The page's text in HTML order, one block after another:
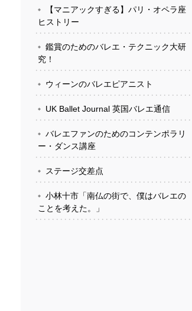
【マニアックすぎる】パリ・オペラ座
ヒストリー
鑑賞のためのバレエ・テクニック大研
究！
ウィーンのバレエピアニスト
UK Ballet Journal 英国バレエ通信
バレエファンのためのコンテンポラリ
ー・ダンス講座
ステージ交差点
小林十市「南仏の街で、僕はバレエの
ことを考えた。」